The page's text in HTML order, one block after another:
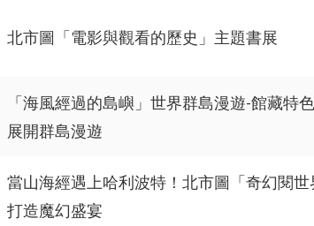
北市圖「電影與觀看的歷史」主題書展
「海風經過的島嶼」世界群島漫遊-館藏
展開群島漫遊
當山海經遇上哈利波特！北市圖「奇幻閱
打造魔幻盛宴